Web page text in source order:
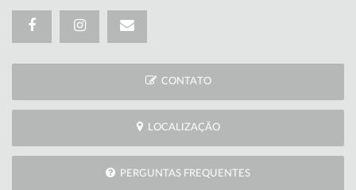
CONTATO
LOCALIZAÇÃO
PERGUNTAS FREQUENTES